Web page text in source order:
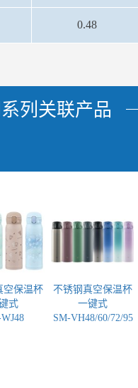
0.48
系列关联产品
空保温杯
式
不锈钢真空保温杯
一键式
SM-VH48/60/72/95